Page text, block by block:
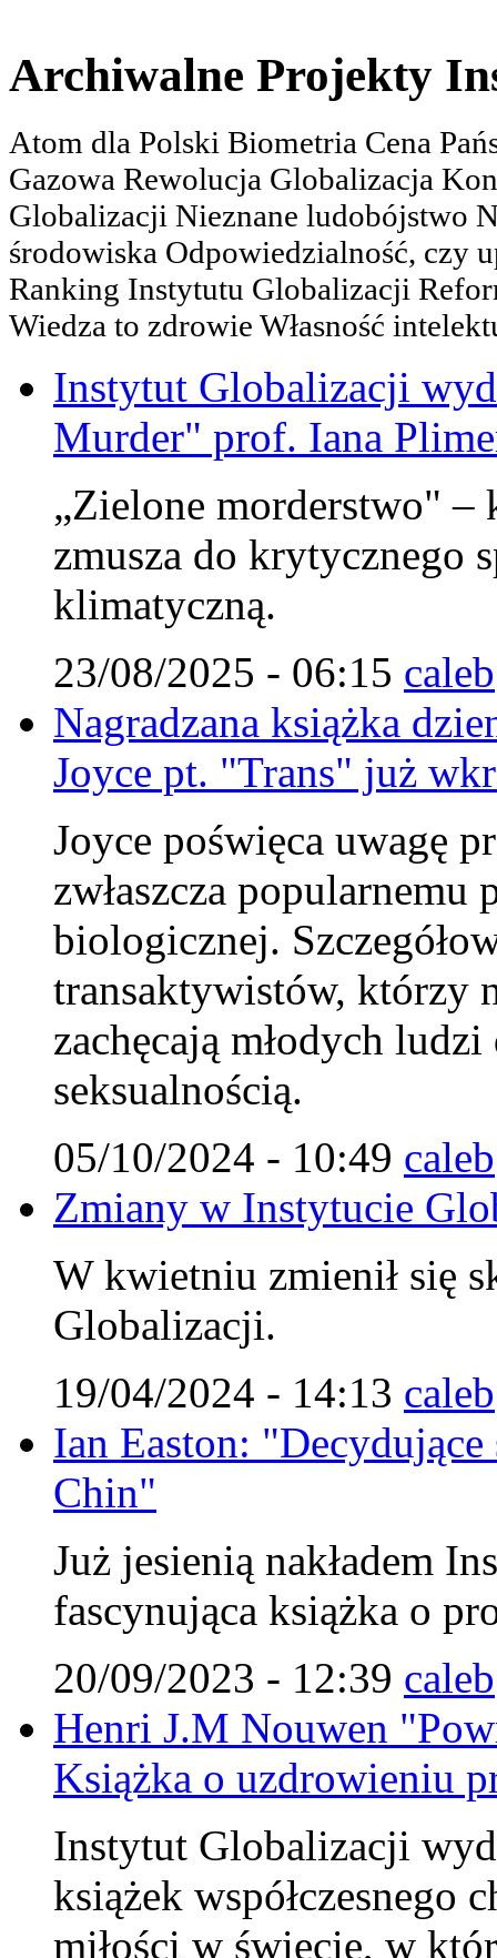
Archiwalne Projekty
Atom dla Polski Biometria Cena
Gazowa Rewolucja Globalizacja
Globalizacji Nieznane ludobójstwo
środowiska Odpowiedzialność, czy
Ranking Instytutu Globalizacji
Wiedza to zdrowie Własność
Instytut Globalizacji
Murder" prof. Iana
„Zielone morderstwo" –
zmusza do krytycznego
klimatyczną.
23/08/2025 - 06:15 caleb
Nagradzana książka
Joyce pt. "Trans" już
Joyce poświęca uwagę
zwłaszcza
biologicznej.
transaktywistów, którzy
zachęcają młodych
seksualnością.
05/10/2024 - 10:49 caleb
Zmiany w Instytucie
W kwietniu zmienił się
Globalizacji.
19/04/2024 - 14:13 caleb
Ian Easton:
Chin"
Już jesienią nakładem
fascynująca książka o
20/09/2023 - 12:39 caleb
Henri J.M Nouwen
Książka o uzdrowieniu
Instytut Globalizacji
książek współczesnego
miłości w świecie, w